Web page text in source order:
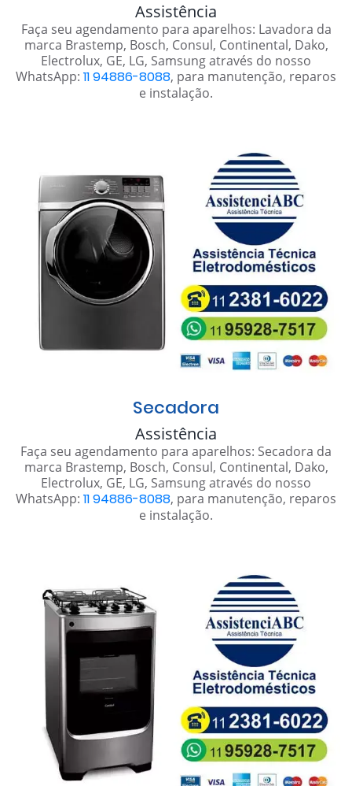
Assistência
Faça seu agendamento para aparelhos: Lavadora da
marca Brastemp, Bosch, Consul, Continental, Dako,
Electrolux, GE, LG, Samsung através do nosso
WhatsApp: 11 94886-8088, para manutenção, reparos
e instalação.
Secadora
Assistência
Faça seu agendamento para aparelhos: Secadora da
marca Brastemp, Bosch, Consul, Continental, Dako,
Electrolux, GE, LG, Samsung através do nosso
WhatsApp: 11 94886-8088, para manutenção, reparos
e instalação.